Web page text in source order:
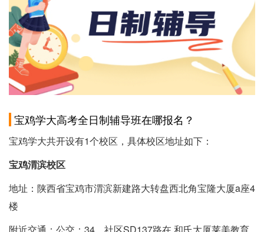
宝鸡学大高考全日制辅导班在哪报名？
宝鸡学大共开设有1个校区，具体校区地址如下：
宝鸡渭滨校区
地址：陕西省宝鸡市渭滨新建路大转盘西北角宝隆大厦a座4
楼